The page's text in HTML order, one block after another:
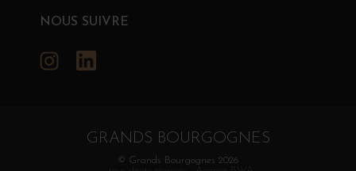
NOUS SUIVRE
Instagram
GRANDS BOURGOGNES
© Grands Bourgognes 2026